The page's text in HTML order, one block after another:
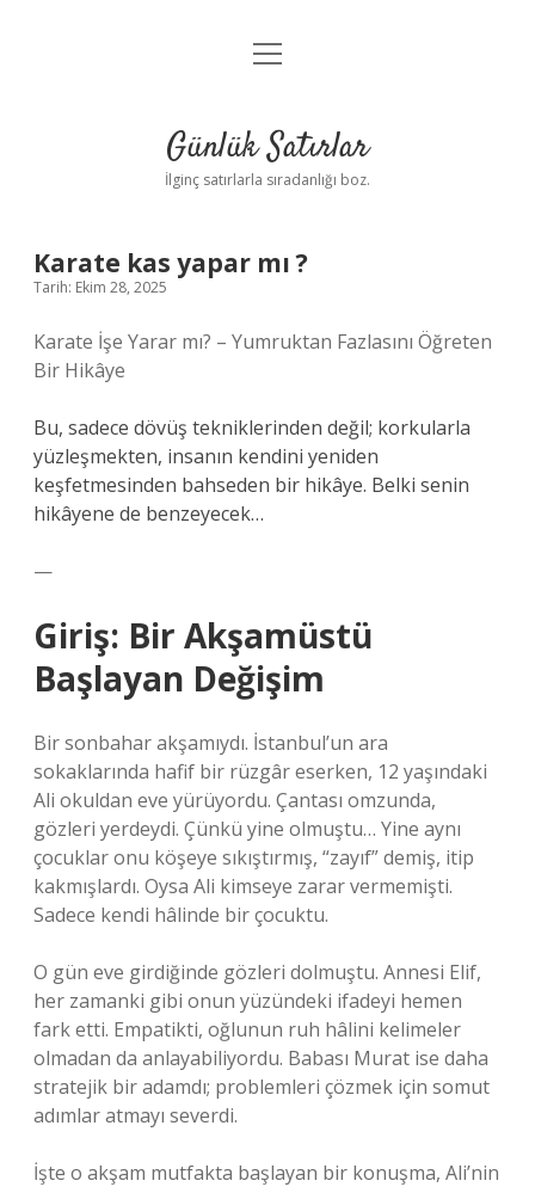
Anasayfa
Yasal Uyarı
menüyü
Günlük Satırlar
İlginç satırlarla sıradanlığı boz.
Karate kas yapar mı ?
Tarih: Ekim 28, 2025
Karate İşe Yarar mı? – Yumruktan Fazlasını Öğreten
Bir Hikâye
Bu, sadece dövüş tekniklerinden değil; korkularla
yüzleşmekten, insanın kendini yeniden
keşfetmesinden bahseden bir hikâye. Belki senin
hikâyene de benzeyecek…
—
Giriş: Bir Akşamüstü
Başlayan Değişim
Bir sonbahar akşamıydı. İstanbul’un ara
sokaklarında hafif bir rüzgâr eserken, 12 yaşındaki
Ali okuldan eve yürüyordu. Çantası omzunda,
gözleri yerdeydi. Çünkü yine olmuştu… Yine aynı
çocuklar onu köşeye sıkıştırmış, “zayıf” demiş, itip
kakmışlardı. Oysa Ali kimseye zarar vermemişti.
Sadece kendi hâlinde bir çocuktu.
O gün eve girdiğinde gözleri dolmuştu. Annesi Elif,
her zamanki gibi onun yüzündeki ifadeyi hemen
fark etti. Empatikti, oğlunun ruh hâlini kelimeler
olmadan da anlayabiliyordu. Babası Murat ise daha
stratejik bir adamdı; problemleri çözmek için somut
adımlar atmayı severdi.
İşte o akşam mutfakta başlayan bir konuşma, Ali’nin